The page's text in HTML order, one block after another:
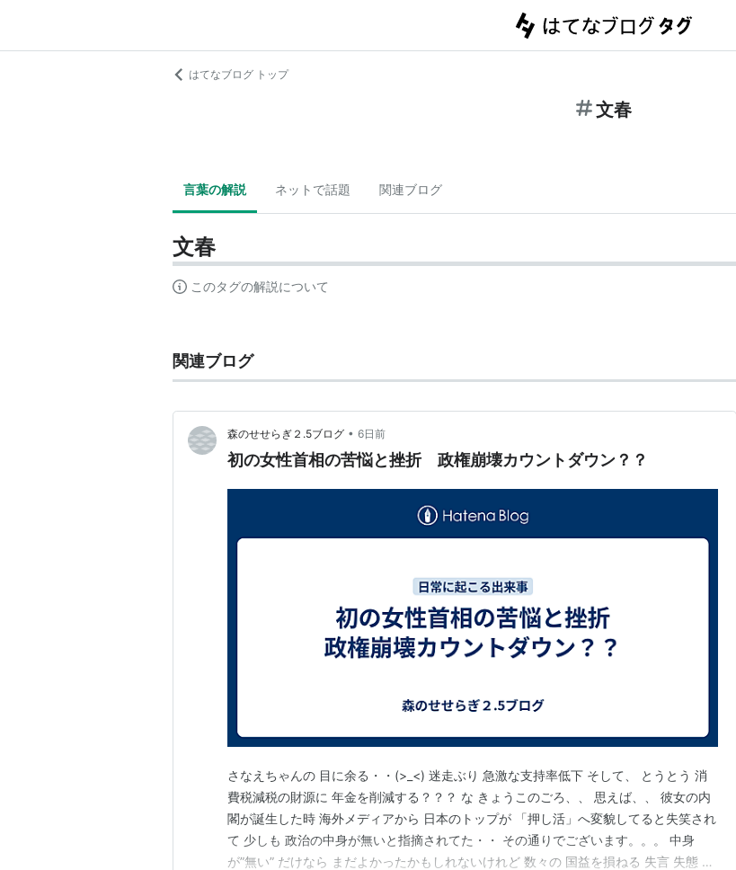
はてなブログ トップ
文春
言葉の解説 ネットで話題 関連ブログ
文春
このタグの解説について
関連ブログ
森のせせらぎ２.5ブログ • 6日前
初の女性首相の苦悩と挫折 政権崩壊カウントダウン？？
さなえちゃんの 目に余る・・(>_<) 迷走ぶり 急激な支持率低下 そして、 とうとう 消
費税減税の財源に 年金を削減する？？？ な きょうこのごろ、、 思えば、、 彼女の内
閣が誕生した時 海外メディアから 日本のトップが 「押し活」へ変貌してると失笑され
て 少しも 政治の中身が無いと指摘されてた・・ その通りでございます。。。 中身
が”無い” だけなら まだよかったかもしれないけれど 数々の 国益を損ねる 失言 失態 迷